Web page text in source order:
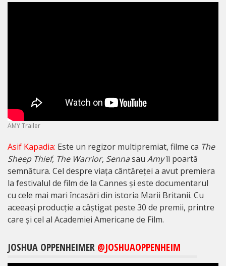
AMY Trailer
Asif Kapadia: Este un regizor multipremiat, filme ca The
Sheep Thief, The Warrior, Sennasau Amyîi poartă
semnătura. Cel despre viața cântăreței a avut premiera
la festivalul de film de la Cannes și este documentarul
cu cele mai mari încasări din istoria Marii Britanii. Cu
aceeași producție a câștigat peste 30 de premii, printre
care și cel al Academiei Americane de Film.
JOSHUA OPPENHEIMER @JOSHUAOPPENHEIM